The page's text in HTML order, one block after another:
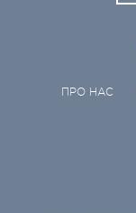
ПРО НАС